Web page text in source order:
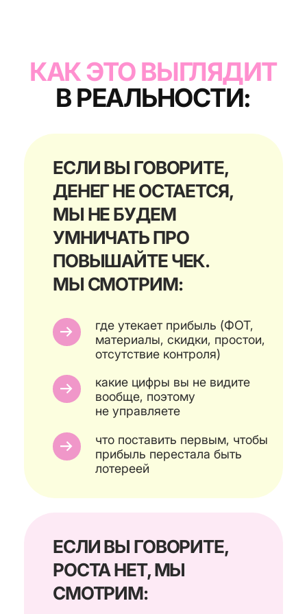
что не трогать, чтобы
что дает прирост быстрее
всего именно у вас
где потолок: загрузка,
дисциплина, управленческий
ритм
ЕСЛИ ВЫ ГОВОРИТЕ,
РОСТА НЕТ, МЫ
СМОТРИМ:
ЧАСТЫЕ ВОПРОСЫ
ЭТО ТОЧНО
БЕСПЛАТНО?
Да. Это диагностическая встреча.
Сначала разбираемся в вашей
ситуации и называем причину.
Дальше вы решаете, нужно ли вам